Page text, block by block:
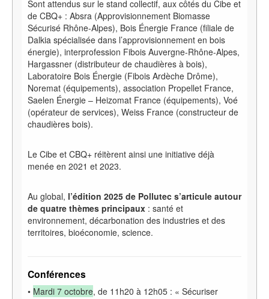
Sont attendus sur le stand collectif, aux côtés du Cibe et
de CBQ+ : Absra (Approvisionnement Biomasse
Sécurisé Rhône-Alpes), Bois Énergie France (filiale de
Dalkia spécialisée dans l’approvisionnement en bois
énergie), interprofession Fibois Auvergne-Rhône-Alpes,
Hargassner (distributeur de chaudières à bois),
Laboratoire Bois Énergie (Fibois Ardèche Drôme),
Noremat (équipements), association Propellet France,
Saelen Énergie – Heizomat France (équipements), Voé
(opérateur de services), Weiss France (constructeur de
chaudières bois).
Le Cibe et CBQ+ réitèrent ainsi une initiative déjà
menée en 2021 et 2023.
Au global, l’édition 2025 de Pollutec s’articule autour
de quatre thèmes principaux : santé et
environnement, décarbonation des industries et des
territoires, bioéconomie, science.
Conférences
• Mardi 7 octobre, de 11h20 à 12h05 : « Sécuriser